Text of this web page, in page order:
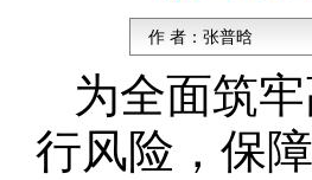
作 者： 张普晗
为全面筑
行风险，保